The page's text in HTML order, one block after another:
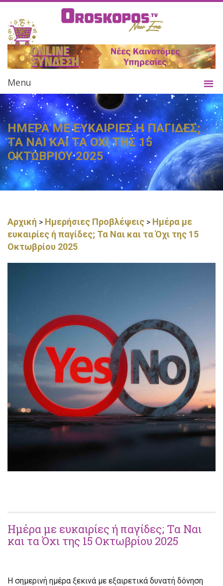
Menu
ΗΜΕΡΑ ΜΕ ΕΥΚΑΙΡΙΕΣ Η ΠΑΓΙΔΕΣ;
ΤΑ ΝΑΙ ΚΑΙ ΤΑ ΟΧΙ ΤΗΣ 15
ΟΚΤΩΒΡΙΟΥ 2025
Αρχική > Ημερήσιες Προβλέψεις > Ημέρα με
ευκαιρίες ή παγίδες; Τα Ναι και τα Όχι της 15
Οκτωβρίου 2025
Ημέρα με ευκαιρίες ή παγίδες; Τα Ναι
και τα Όχι της 15 Οκτωβρίου 2025
Η σημερινή ημέρα ξεκινά με εξαιρετικά δυνατή δόνηση